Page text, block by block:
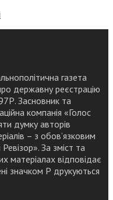
газета
державну реєстрацію
Засновник та
компанія «Голос
думку авторів
– з обов’язковим
За зміст та
матеріалах відповідає
значком Р друкуються